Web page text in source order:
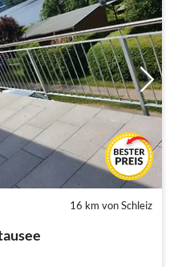
16 km von Schleiz